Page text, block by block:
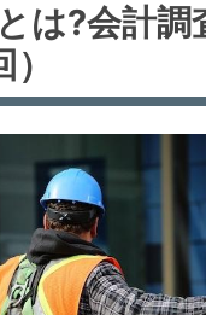
は?会計調